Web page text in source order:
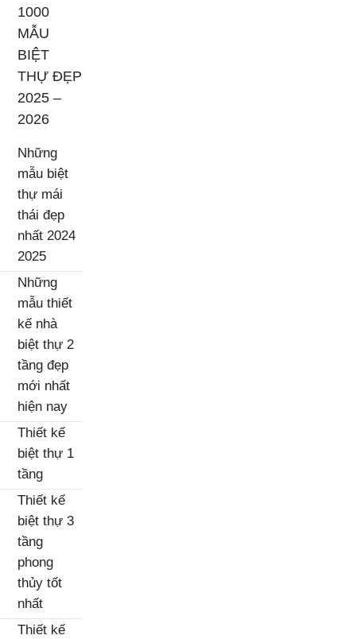
1000
MẪU
BIỆT
THỰ ĐẸP
2025 –
2026
Những
mẫu biệt
thự mái
thái đẹp
nhất 2024
2025
Những
mẫu thiết
kế nhà
biệt thự 2
tầng đẹp
mới nhất
hiện nay
Thiết kế
biệt thự 1
tầng
Thiết kế
biệt thự 3
tầng
phong
thủy tốt
nhất
Thiết kế